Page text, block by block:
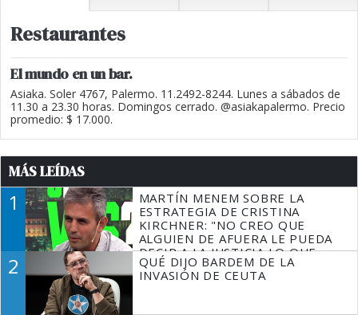
Restaurantes
El mundo en un bar.
Asiaka. Soler 4767, Palermo. 11.2492-8244. Lunes a sábados de
11.30 a 23.30 horas. Domingos cerrado. @asiakapalermo. Precio
promedio: $ 17.000.
MÁS LEÍDAS
1
MARTÍN MENEM SOBRE LA
ESTRATEGIA DE CRISTINA
KIRCHNER: "NO CREO QUE
ALGUIEN DE AFUERA LE PUEDA
DECIR A LA JUSTICIA LO QUE
TIENE QUE HACER"
2
QUÉ DIJO BARDEM DE LA
INVASIÓN DE CEUTA